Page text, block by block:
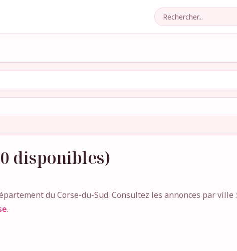
disponibles)
du Corse-du-Sud. Consultez les annonces par ville :
.